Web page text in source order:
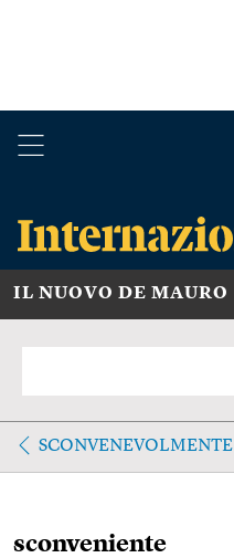
IL NUOVO DE MAURO
SCONVENEVOLMENTE
sconveniente